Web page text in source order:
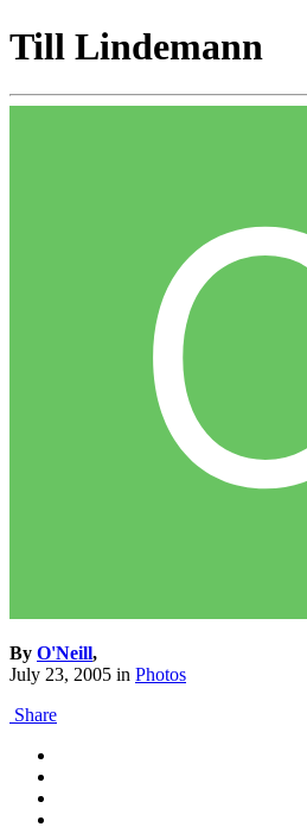
Till Lindemann
By O'Neill,
July 23, 2005 in Photos
Share